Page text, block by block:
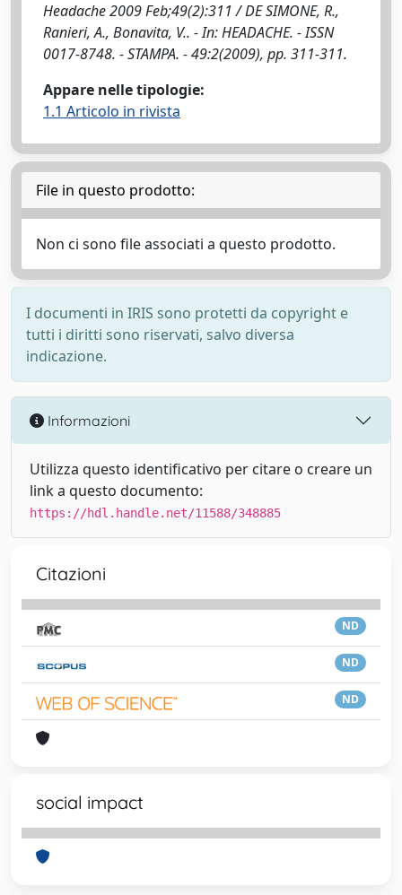
Headache 2009 Feb;49(2):311 / DE SIMONE, R.,
Ranieri, A., Bonavita, V.. - In: HEADACHE. - ISSN
0017-8748. - STAMPA. - 49:2(2009), pp. 311-311.
Appare nelle tipologie:
1.1 Articolo in rivista
File in questo prodotto:
Non ci sono file associati a questo prodotto.
I documenti in IRIS sono protetti da copyright e
tutti i diritti sono riservati, salvo diversa
indicazione.
Informazioni
Utilizza questo identificativo per citare o creare un
link a questo documento:
https://hdl.handle.net/11588/348885
Citazioni
ND
ND
ND
social impact